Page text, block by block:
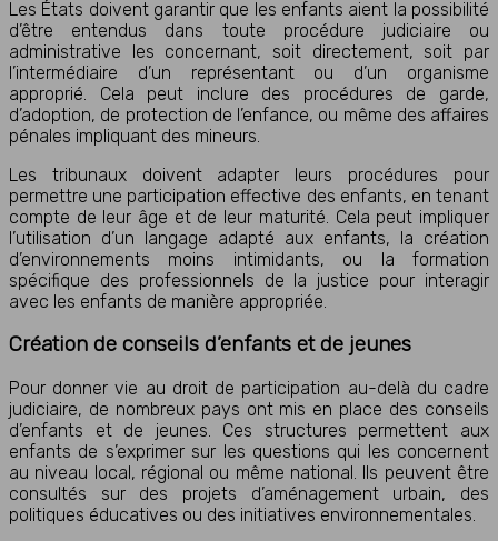
Les États doivent garantir que les enfants aient la possibilité
d’être entendus dans toute procédure judiciaire ou
administrative les concernant, soit directement, soit par
l’intermédiaire d’un représentant ou d’un organisme
approprié. Cela peut inclure des procédures de garde,
d’adoption, de protection de l’enfance, ou même des affaires
pénales impliquant des mineurs.
Les tribunaux doivent adapter leurs procédures pour
permettre une participation effective des enfants, en tenant
compte de leur âge et de leur maturité. Cela peut impliquer
l’utilisation d’un langage adapté aux enfants, la création
d’environnements moins intimidants, ou la formation
spécifique des professionnels de la justice pour interagir
avec les enfants de manière appropriée.
Création de conseils d’enfants et de jeunes
Pour donner vie au droit de participation au-delà du cadre
judiciaire, de nombreux pays ont mis en place des conseils
d’enfants et de jeunes. Ces structures permettent aux
enfants de s’exprimer sur les questions qui les concernent
au niveau local, régional ou même national. Ils peuvent être
consultés sur des projets d’aménagement urbain, des
politiques éducatives ou des initiatives environnementales.